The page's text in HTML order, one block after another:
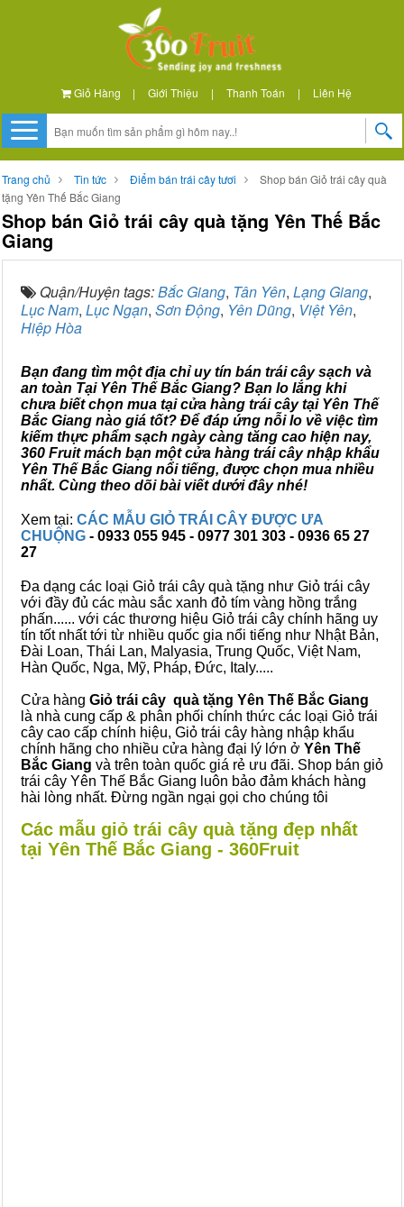
Giỏ Hàng | Giới Thiệu | Thanh Toán | Liên Hệ
Trang chủ Tin tức Điểm bán trái cây tươi
Shop bán Giỏ trái cây quà
tặng Yên Thế Bắc Giang
Shop bán Giỏ trái cây quà tặng Yên Thế Bắc
Giang
Quận/Huyện tags:Bắc Giang, Tân Yên, Lạng Giang,
Lục Nam, Lục Ngạn, Sơn Động, Yên Dũng, Việt Yên,
Hiệp Hòa
Bạn đang tìm một địa chỉ uy tín bán trái cây sạch và
an toàn Tại Yên Thế Bắc Giang? Bạn lo lắng khi
chưa biết chọn mua tại cửa hàng trái cây tại Yên Thế
Bắc Giang nào giá tốt? Để đáp ứng nỗi lo về việc tìm
kiếm thực phẩm sạch ngày càng tăng cao hiện nay,
360 Fruit mách bạn một cửa hàng trái cây nhập khẩu
Yên Thế Bắc Giang nổi tiếng, được chọn mua nhiều
nhất. Cùng theo dõi bài viết dưới đây nhé!
Xem tại: CÁC MẪU GIỎ TRÁI CÂY ĐƯỢC ƯA
CHUỘNG - 0933 055 945 - 0977 301 303 - 0936 65 27
27
Đa dạng các loại Giỏ trái cây quà tặng như Giỏ trái cây
với đầy đủ các màu sắc xanh đỏ tím vàng hồng trắng
phấn...... với các thương hiệu Giỏ trái cây chính hãng uy
tín tốt nhất tới từ nhiều quốc gia nổi tiếng như Nhật Bản,
Đài Loan, Thái Lan, Malyasia, Trung Quốc, Việt Nam,
Hàn Quốc, Nga, Mỹ, Pháp, Đức, Italy.....
Cửa hàng Giỏ trái cây quà tặng Yên Thế Bắc Giang
là nhà cung cấp & phân phối chính thức các loại Giỏ trái
cây cao cấp chính hiệu, Giỏ trái cây hàng nhập khẩu
chính hãng cho nhiều cửa hàng đại lý lớn ở Yên Thế
Bắc Giang và trên toàn quốc giá rẻ ưu đãi. Shop bán giỏ
trái cây Yên Thế Bắc Giang luôn bảo đảm khách hàng
hài lòng nhất. Đừng ngần ngại gọi cho chúng tôi
Các mẫu giỏ trái cây quà tặng đẹp nhất
tại Yên Thế Bắc Giang - 360Fruit